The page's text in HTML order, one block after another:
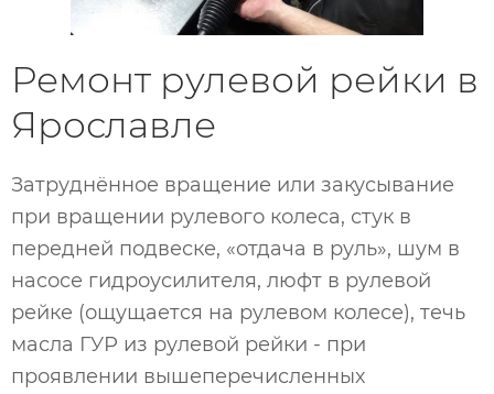
Ремонт рулевой рейки в
Ярославле
Затруднённое вращение или закусывание
при вращении рулевого колеса, стук в
передней подвеске, «отдача в руль», шум в
насосе гидроусилителя, люфт в рулевой
рейке (ощущается на рулевом колесе), течь
масла ГУР из рулевой рейки - при
проявлении вышеперечисленных